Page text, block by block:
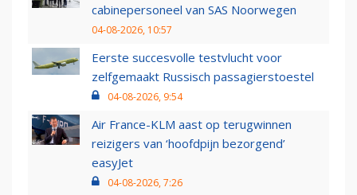
cabinepersoneel van SAS Noorwegen
04-08-2026, 10:57
Eerste succesvolle testvlucht voor
zelfgemaakt Russisch passagierstoestel
04-08-2026, 9:54
Air France-KLM aast op terugwinnen
reizigers van ‘hoofdpijn bezorgend’
easyJet
04-08-2026, 7:26